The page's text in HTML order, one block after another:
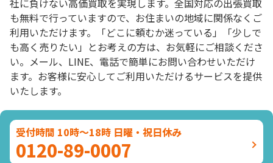
社に負けない高価買取を実現します。全国対応の出張買取
も無料で行っていますので、お住まいの地域に関係なくご
利用いただけます。「どこに頼むか迷っている」「少しで
も高く売りたい」とお考えの方は、お気軽にご相談くださ
い。メール、LINE、電話で簡単にお問い合わせいただけ
ます。お客様に安心してご利用いただけるサービスを提供
いたします。
受付時間 10時～18時 日曜・祝日休み
0120-89-0007